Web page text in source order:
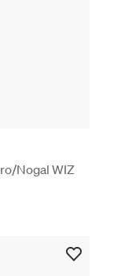
Nogal WIZ